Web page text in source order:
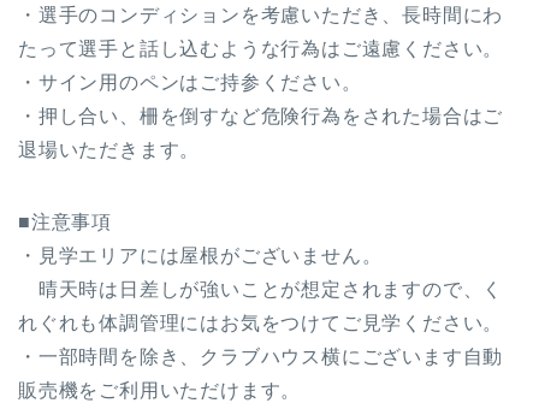
・選手のコンディションを考慮いただき、長時間にわ
たって選手と話し込むような行為はご遠慮ください。
・サイン用のペンはご持参ください。
・押し合い、柵を倒すなど危険行為をされた場合はご
退場いただきます。
■注意事項
・見学エリアには屋根がございません。
晴天時は日差しが強いことが想定されますので、く
れぐれも体調管理にはお気をつけてご見学ください。
・一部時間を除き、クラブハウス横にございます自動
販売機をご利用いただけます。